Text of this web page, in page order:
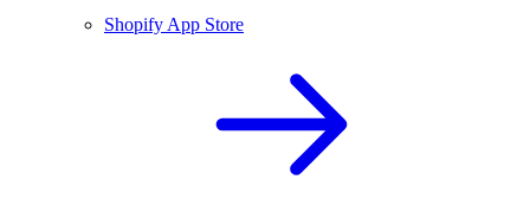
Shopify App Store